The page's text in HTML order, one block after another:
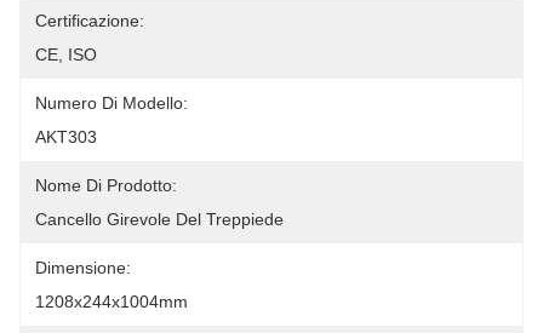
Certificazione:
CE, ISO
Numero Di Modello:
AKT303
Nome Di Prodotto:
Cancello Girevole Del Treppiede
Dimensione:
1208x244x1004mm